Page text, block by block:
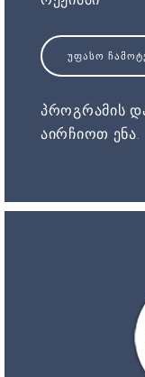
ᲣᲤᲐᲡᲝ
პროგრამის
აირჩიოთ ენა.